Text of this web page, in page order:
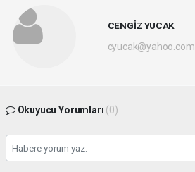
CENGİZ YUCAK
cyucak@yahoo.com
Okuyucu Yorumları (0)